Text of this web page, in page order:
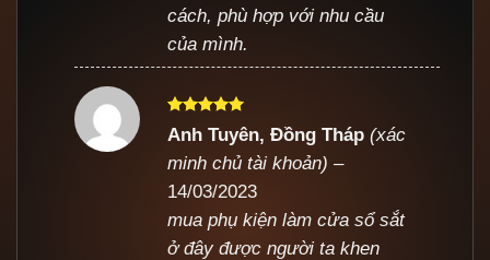
cách, phù hợp với nhu cầu
của mình.
Được xếp
5
sao
Anh Tuyên, Đồng Tháp(xác
minh chủ tài khoản) –
14/03/2023
mua phụ kiện làm cửa sổ sắt
ở đây được người ta khen